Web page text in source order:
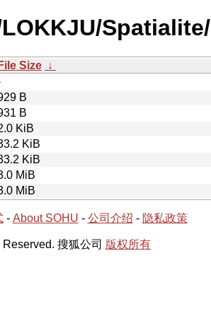
Spatialite/
File Size ↓
B
B
KiB
KiB
KiB
MiB
MiB
- About SOHU - 公司介绍 - 隐私政策
搜狐公司 版权所有